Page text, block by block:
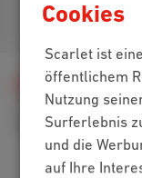
Cookies
Scarlet ist
öffentlichem
Nutzung
Surferlebnis
und die
auf Ihre
Kommen
Hilfe
Installation und Kabel
Alles über deine